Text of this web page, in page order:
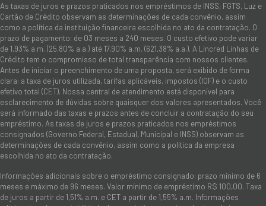
As taxas de juros e prazos praticados nos empréstimos de INSS, FGTS, Luz e
Cartão de Crédito observam as determinações de cada convênio, assim
como a política da instituição financeira escolhida no ato da contratação. O
prazo de pagamento: de 03 meses a 240 meses. O custo efetivo pode variar
de 1,93% a.m. (25,80% a.a.) até 17,90% a.m. (621,38% a.a.). A Lincred Linhas de
Crédito tem o compromisso de total transparência com nossos clientes.
Antes de iniciar o preenchimento de uma proposta, será exibido de forma
clara: a taxa de juros utilizada, tarifas aplicáveis, impostos (IOF) e o custo
efetivo total (CET). Nossa central de atendimento está disponível para
esclarecimento de dúvidas sobre quaisquer dos valores apresentados. Você
será informado das taxas e prazos antes de concluir a contratação do seu
empréstimo. As taxas de juros e prazos praticados nos empréstimos
consignados (Governo Federal, Estadual, Municipal e INSS) observam as
determinações de cada convênio, assim como a política da empresa
escolhida no ato da contratação.
Informações adicionais sobre o empréstimo consignado: prazo mínimo de 6
meses e máximo de 96 meses. Valor mínimo de empréstimo R$ 100,00. Taxa
de juros a partir de 1,51% a.m. e CET a partir de 1,55% a.m. Informações